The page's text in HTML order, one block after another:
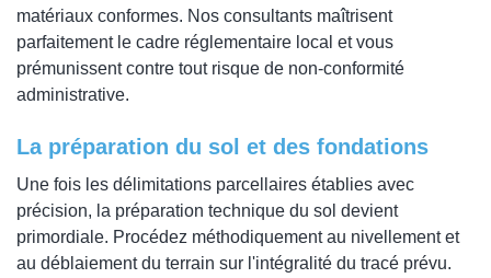
matériaux conformes. Nos consultants maîtrisent
parfaitement le cadre réglementaire local et vous
prémunissent contre tout risque de non-conformité
administrative.
La préparation du sol et des fondations
Une fois les délimitations parcellaires établies avec
précision, la préparation technique du sol devient
primordiale. Procédez méthodiquement au nivellement et
au déblaiement du terrain sur l'intégralité du tracé prévu.